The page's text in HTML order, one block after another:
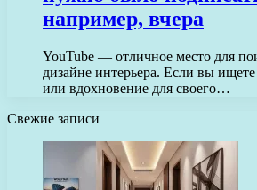
например, вчера
YouTube — отличное место для
дизайне интерьера. Если вы
или вдохновение для своего…
Свежие записи